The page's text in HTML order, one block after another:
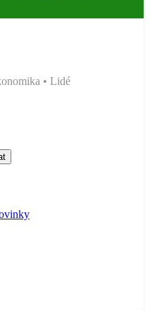
• Lidé